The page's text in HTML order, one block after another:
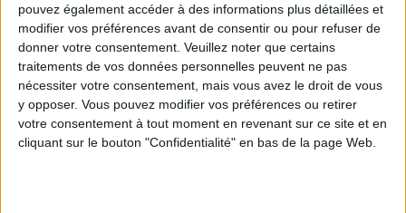
pouvez également accéder à des informations plus détaillées et
modifier vos préférences avant de consentir ou pour refuser de
donner votre consentement. Veuillez noter que certains
traitements de vos données personnelles peuvent ne pas
nécessiter votre consentement, mais vous avez le droit de vous
y opposer. Vous pouvez modifier vos préférences ou retirer
votre consentement à tout moment en revenant sur ce site et en
cliquant sur le bouton "Confidentialité" en bas de la page Web.
LAST ARTICLES